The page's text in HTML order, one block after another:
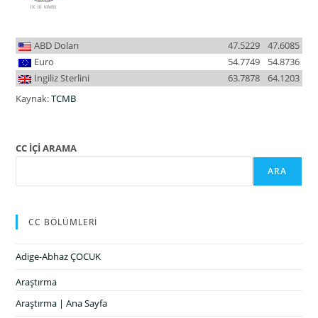
ABD Doları 47.6085
47.5229
Euro
54.8736
54.7749
İngiliz Sterlini
64.1203
63.7878
Kaynak:TCMB
CC İÇİ ARAMA
ARA
CC BÖLÜMLERİ
Adige-Abhaz ÇOCUK
Araştırma
Araştırma | Ana Sayfa